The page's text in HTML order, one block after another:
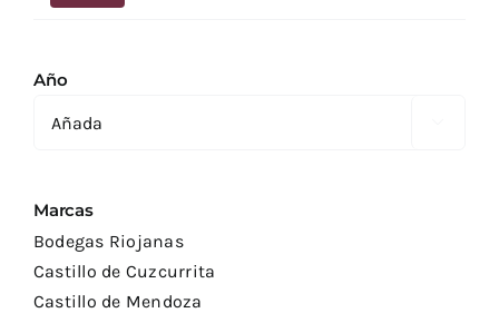
Año
Marcas
Bodegas Riojanas
Castillo de Cuzcurrita
Castillo de Mendoza